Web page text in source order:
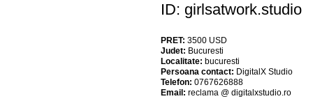
ID: girlsatwork.studio
PRET: 3500 USD
Judet: Bucuresti
Localitate: bucuresti
Persoana contact: DigitalX Studio
Telefon: 0767626888
Email: reclama @ digitalxstudio.ro